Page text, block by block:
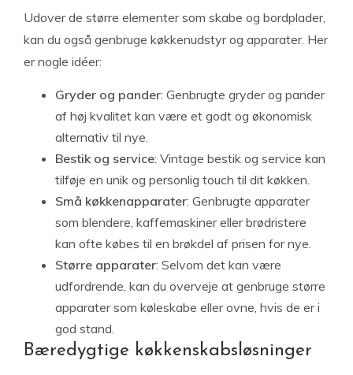
Udover de større elementer som skabe og bordplader,
kan du også genbruge køkkenudstyr og apparater. Her
er nogle idéer:
Gryder og pander: Genbrugte gryder og pander
af høj kvalitet kan være et godt og økonomisk
alternativ til nye.
Bestik og service: Vintage bestik og service kan
tilføje en unik og personlig touch til dit køkken.
Små køkkenapparater: Genbrugte apparater
som blendere, kaffemaskiner eller brødristere
kan ofte købes til en brøkdel af prisen for nye.
Større apparater: Selvom det kan være
udfordrende, kan du overveje at genbruge større
apparater som køleskabe eller ovne, hvis de er i
god stand.
Bæredygtige køkkenskabsløsninger